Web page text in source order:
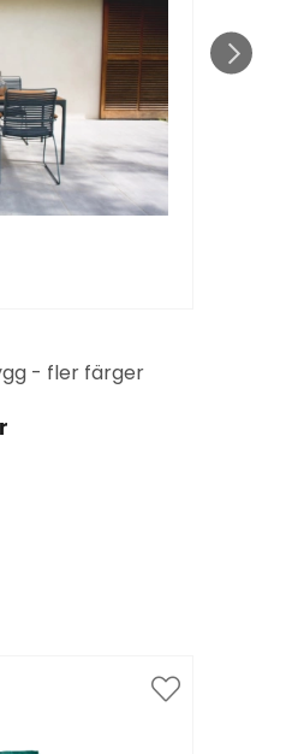
- fler färger